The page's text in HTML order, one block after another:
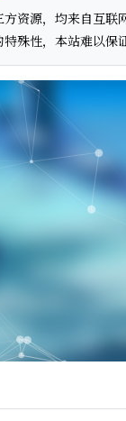
资源，均来自互联
特殊性，本站难以保